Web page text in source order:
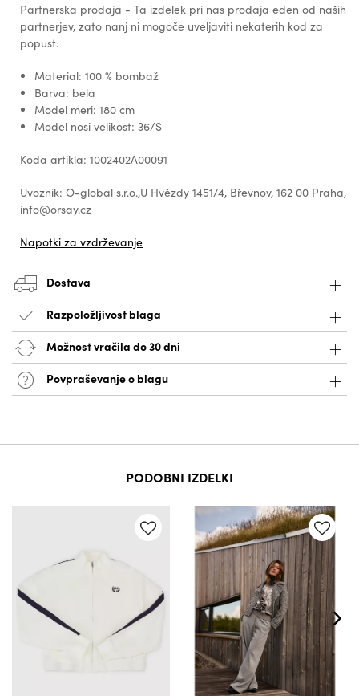
Partnerska prodaja - Ta izdelek pri nas prodaja eden od naših
partnerjev, zato nanj ni mogoče uveljaviti nekaterih kod za
popust.
Material: 100 % bombaž
Barva: bela
Model meri: 180 cm
Model nosi velikost: 36/S
Koda artikla: 1002402A00091
Uvoznik: O-global s.r.o.,U Hvězdy 1451/4, Břevnov, 162 00 Praha,
info@orsay.cz
Napotki za vzdrževanje
Dostava
Razpoložljivost blaga
Možnost vračila do 30 dni
Povpraševanje o blagu
PODOBNI IZDELKI